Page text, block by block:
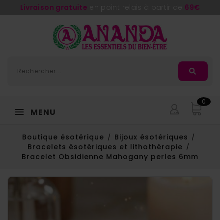
MENU
0
Boutique ésotérique
Bijoux ésotériques
Bracelets ésotériques et lithothérapie
Bracelet Obsidienne Mahogany perles 6mm